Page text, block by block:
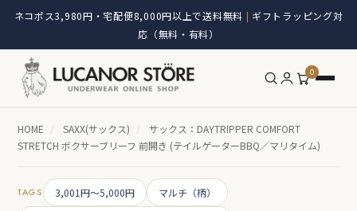
ネコポス3,980円・宅配便8,000円以上で送料無料 | ギフトラッピング対
応（無料・有料）
0
HOME / SAXX(サックス) /
サックス：DAYTRIPPER COMFORT
STRETCH ボクサーブリーフ 前開き (テイルゲーターBBQ／マリタイム)
TAGS 3,001円～5,000円 マルチ（柄）